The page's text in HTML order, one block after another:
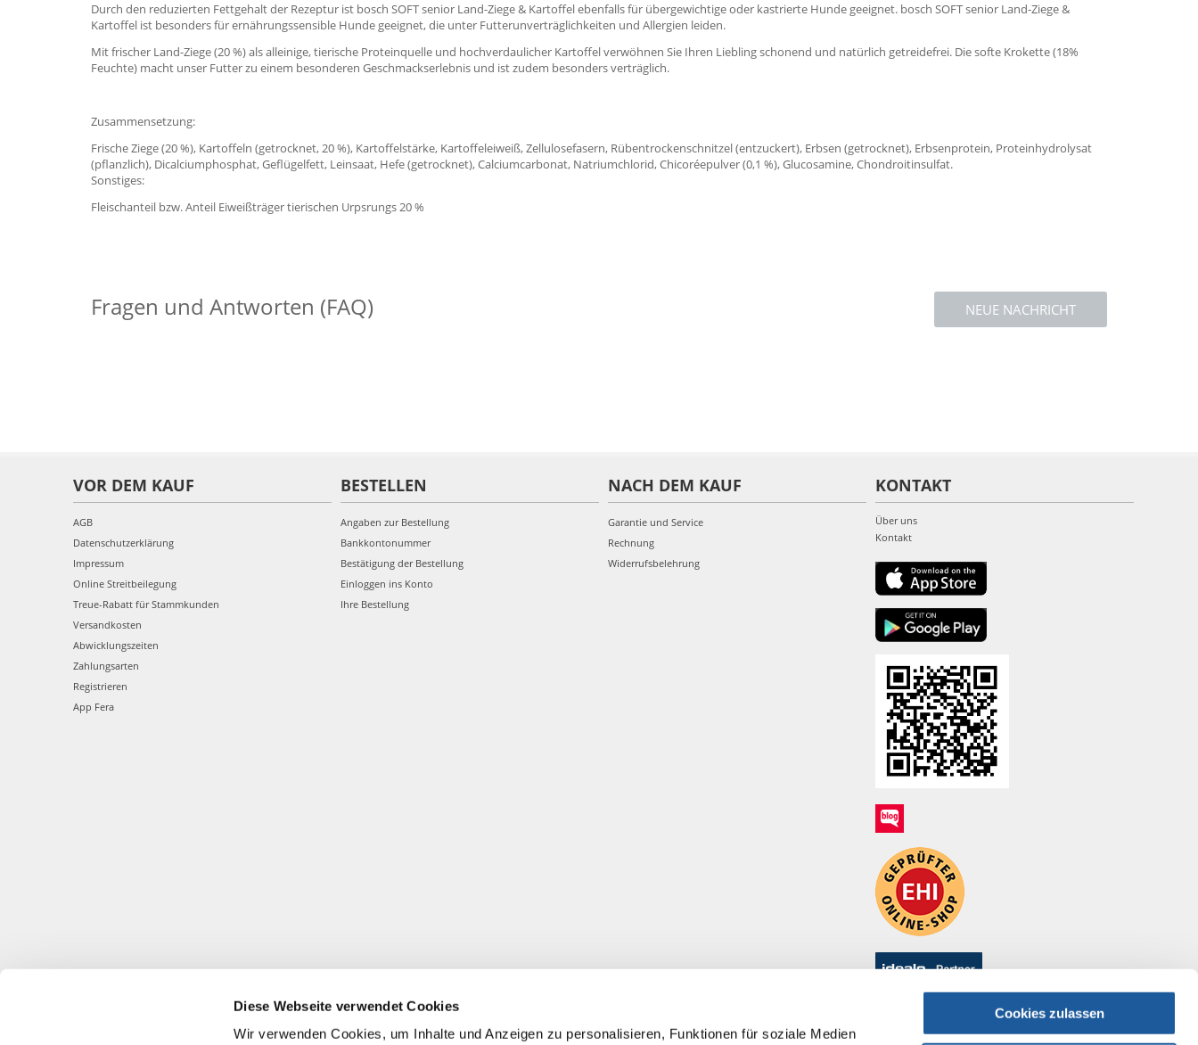
Diese Webseite verwendet Cookies
Wir verwenden Cookies, um Inhalte und Anzeigen zu personalisieren, Funktionen für soziale Medien
Cookies zulassen
Durch den reduzierten Fettgehalt der Rezeptur ist bosch SOFT senior Land-Ziege & Kartoffel ebenfalls für übergewichtige oder kastrierte Hunde geeignet. bosch SOFT senior Land-Ziege &
Kartoffel ist besonders für ernährungssensible Hunde geeignet, die unter Futterunverträglichkeiten und Allergien leiden.
Mit frischer Land-Ziege (20 %) als alleinige, tierische Proteinquelle und hochverdaulicher Kartoffel verwöhnen Sie Ihren Liebling schonend und natürlich getreidefrei. Die softe Krokette (18%
Feuchte) macht unser Futter zu einem besonderen Geschmackserlebnis und ist zudem besonders verträglich.
Zusammensetzung:
Frische Ziege (20 %), Kartoffeln (getrocknet, 20 %), Kartoffelstärke, Kartoffeleiweiß, Zellulosefasern, Rübentrockenschnitzel (entzuckert), Erbsen (getrocknet), Erbsenprotein, Proteinhydrolysat
(pflanzlich), Dicalciumphosphat, Geflügelfett, Leinsaat, Hefe (getrocknet), Calciumcarbonat, Natriumchlorid, Chicoréepulver (0,1 %), Glucosamine, Chondroitinsulfat.
Sonstiges:
Fleischanteil bzw. Anteil Eiweißträger tierischen Urpsrungs 20 %
NEUE NACHRICHT
Fragen und Antworten (FAQ)
VOR DEM KAUF
AGB
Datenschutzerklärung
Impressum
Online Streitbeilegung
Treue-Rabatt für Stammkunden
Versandkosten
Abwicklungszeiten
Zahlungsarten
Registrieren
App Fera
BESTELLEN
Angaben zur Bestellung
Bankkontonummer
Bestätigung der Bestellung
Einloggen ins Konto
Ihre Bestellung
NACH DEM KAUF
Garantie und Service
Rechnung
Widerrufsbelehrung
KONTAKT
Über uns
Kontakt